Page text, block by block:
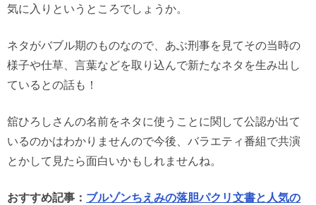
気に入りというところでしょうか。
ネタがバブル期のものなので、あぶ刑事を見てその当時の
様子や仕草、言葉などを取り込んで新たなネタを生み出し
ているとの話も！
舘ひろしさんの名前をネタに使うことに関して公認が出て
いるのかはわかりませんので今後、バラエティ番組で共演
とかして見たら面白いかもしれませんね。
おすすめ記事： ブルゾンちえみの落胆パクリ文書と人気の